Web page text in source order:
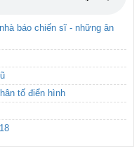
báo chiến sĩ - những ân
tố điển hình